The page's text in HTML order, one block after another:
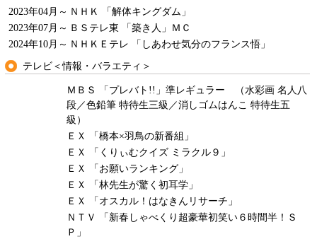
2023年04月～ ＮＨＫ 「解体キングダム」
2023年07月～ ＢＳテレ東 「築き人」ＭＣ
2024年10月～ ＮＨＫＥテレ 「しあわせ気分のフランス悟」
テレビ＜情報・バラエティ＞
ＭＢＳ 「プレバト!!」準レギュラー （水彩画 名人八
段／色鉛筆 特待生三級／消しゴムはんこ 特待生五
級）
ＥＸ 「橋本×羽鳥の新番組」
ＥＸ 「くりぃむクイズ ミラクル９」
ＥＸ 「お願いランキング」
ＥＸ 「林先生が驚く初耳学」
ＥＸ 「オスカル！はなきんリサーチ」
ＮＴＶ 「新春しゃべくり超豪華初笑い６時間半！Ｓ
Ｐ」